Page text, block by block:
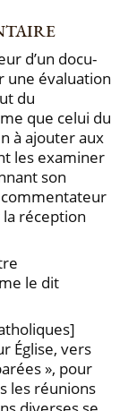
d’un docu­
une évaluation
du
que celui du
à ajouter aux
les examiner
son
ré­ception
le dit
Église, vers
», pour
les réu­nions